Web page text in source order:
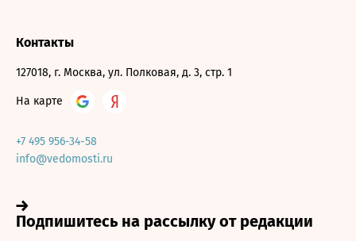
Контакты
127018, г. Москва, ул. Полковая, д. 3, стр. 1
На карте
+7 495 956-34-58
info@vedomosti.ru